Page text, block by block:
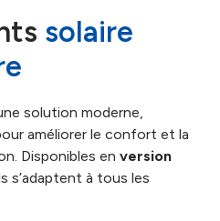
solaire
solution moderne,
améliorer le confort et la
Disponibles enversion
s’adaptent à tous les